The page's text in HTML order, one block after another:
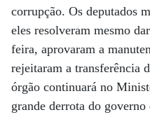
corrupção. Os deputados
eles resolveram mesmo
feira, aprovaram a
rejeitaram a transferência
órgão continuará no
grande derrota do